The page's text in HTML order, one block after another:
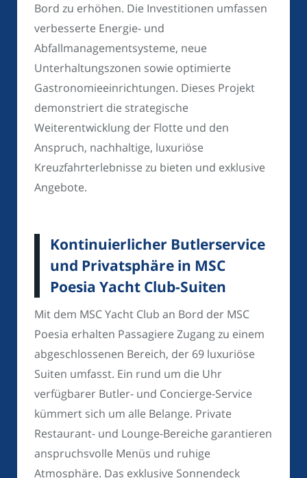
Bord zu erhöhen. Die Investitionen umfassen
verbesserte Energie- und
Abfallmanagementsysteme, neue
Unterhaltungszonen sowie optimierte
Gastronomieeinrichtungen. Dieses Projekt
demonstriert die strategische
Weiterentwicklung der Flotte und den
Anspruch, nachhaltige, luxuriöse
Kreuzfahrterlebnisse zu bieten und exklusive
Angebote.
Kontinuierlicher Butlerservice
und Privatsphäre in MSC
Poesia Yacht Club-Suiten
Mit dem MSC Yacht Club an Bord der MSC
Poesia erhalten Passagiere Zugang zu einem
abgeschlossenen Bereich, der 69 luxuriöse
Suiten umfasst. Ein rund um die Uhr
verfügbarer Butler- und Concierge-Service
kümmert sich um alle Belange. Private
Restaurant- und Lounge-Bereiche garantieren
anspruchsvolle Menüs und ruhige
Atmosphäre. Das exklusive Sonnendeck